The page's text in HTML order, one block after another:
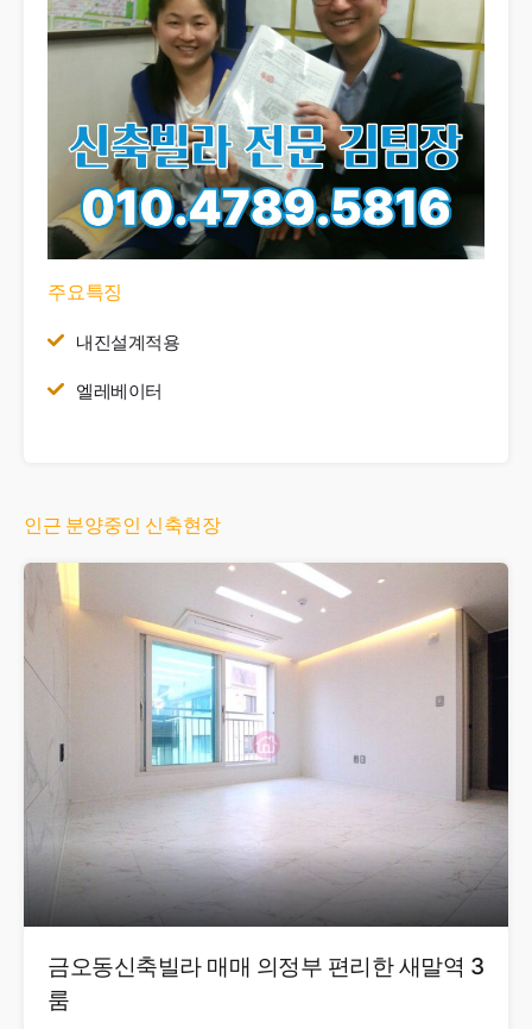
주요특징
내진설계적용
엘레베이터
인근 분양중인 신축현장
금오동신축빌라 매매 의정부 편리한 새말역 3
룸